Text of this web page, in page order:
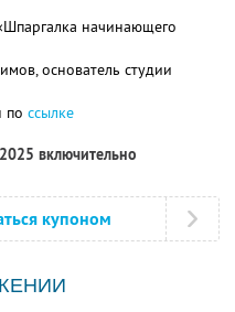
начинающего
основатель студии
по ссылке
включительно
купоном